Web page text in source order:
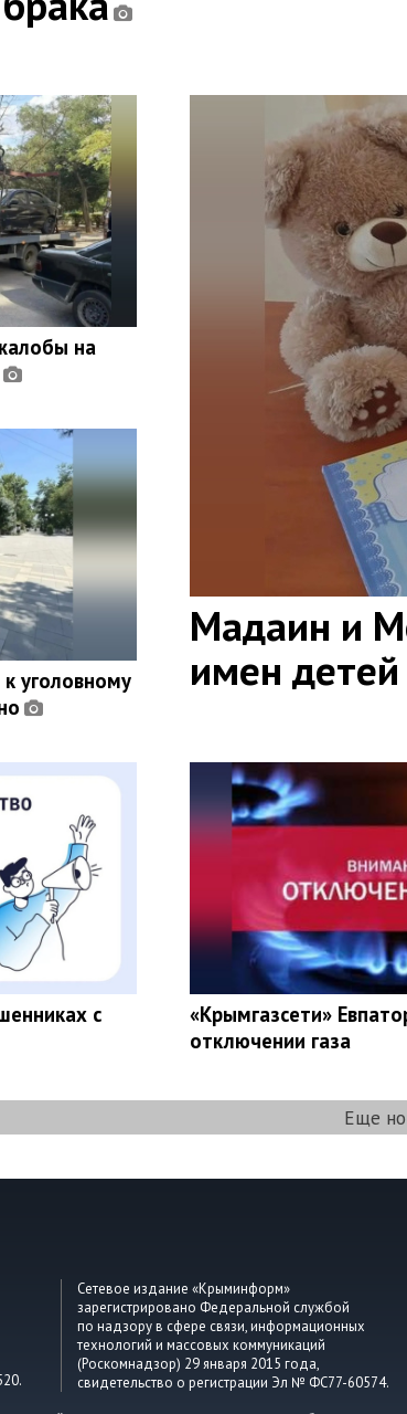
Мадаин и
имен
на
уголовному
с
«Крымгазсети»
отключении газа
Еще
Сетевое издание «Крыминформ»
зарегистрировано Федеральной службой
по надзору в сфере связи, информационных
технологий и массовых коммуникаций
(Роскомнадзор) 29 января 2015 года,
свидетельство о регистрации Эл № ФС77-60574.